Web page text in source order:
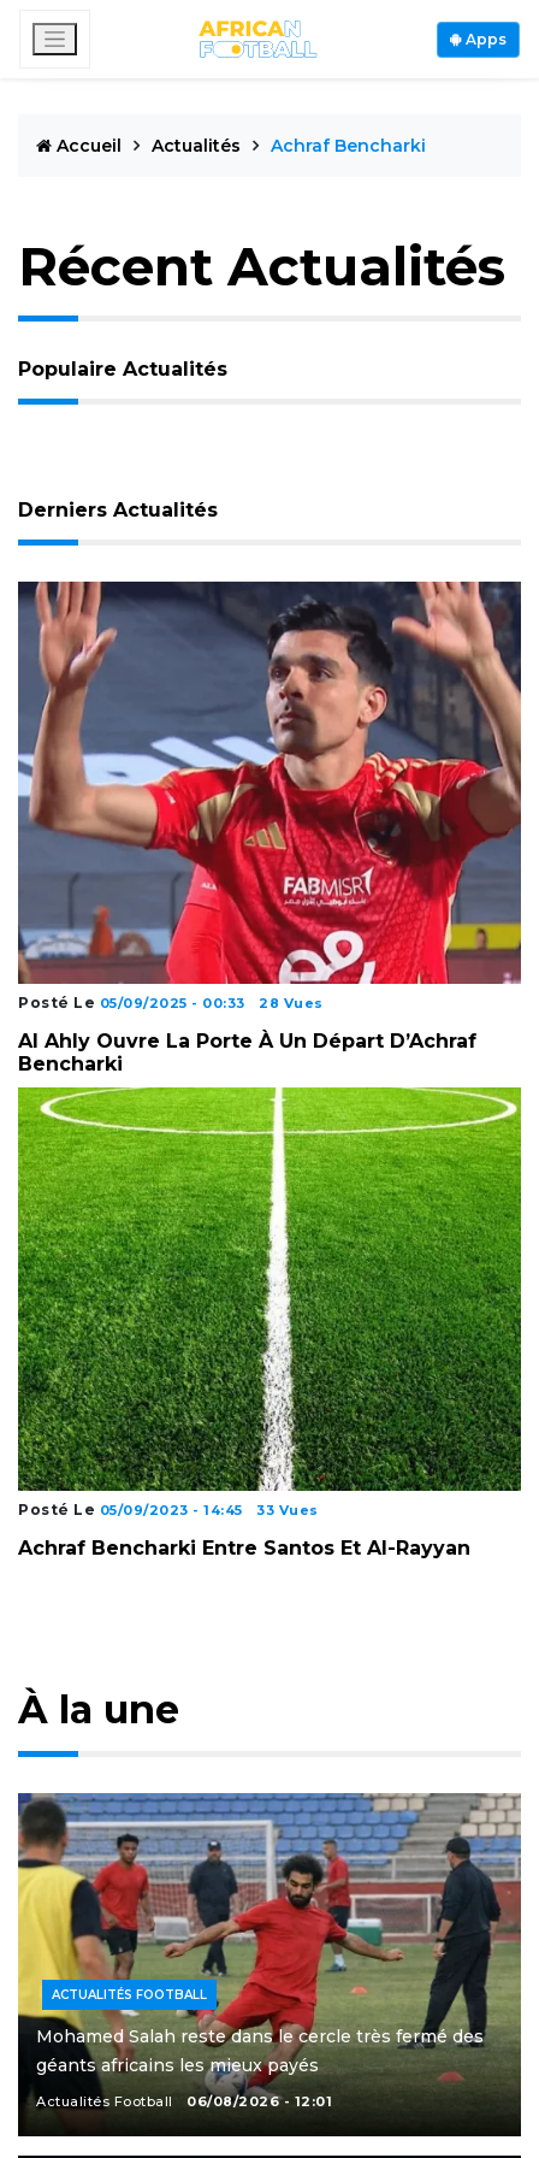
Apps
Accueil Actualités Achraf Bencharki
Récent Actualités
Populaire Actualités
Derniers Actualités
Posté Le 05/09/2025 - 00:33 28 Vues
Al Ahly Ouvre La Porte À Un Départ D’Achraf
Bencharki
Posté Le 05/09/2023 - 14:45 33 Vues
Achraf Bencharki Entre Santos Et Al-Rayyan
À la une
ACTUALITÉS FOOTBALL
Mohamed Salah reste dans le cercle très fermé des
géants africains les mieux payés
Actualités Football 06/08/2026 - 12:01